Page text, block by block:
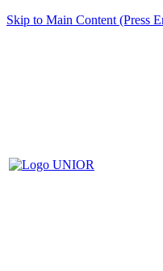
Skip to Main Content (Press